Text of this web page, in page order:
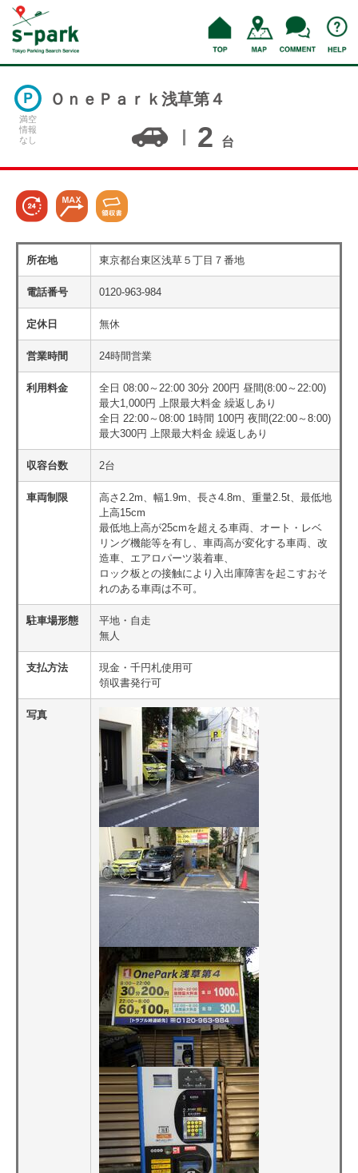
満空
情報
なし
ＯｎｅＰａｒｋ浅草第４
2 台
所在地 東京都台東区浅草５丁目７番地
電話番号 0120-963-984
定休日 無休
営業時間 24時間営業
利用料金
全日 08:00～22:00 30分 200円 昼間(8:00～22:00)
最大1,000円 上限最大料金 繰返しあり
全日 22:00～08:00 1時間 100円 夜間(22:00～8:00)
最大300円 上限最大料金 繰返しあり
収容台数 2台
車両制限
高さ2.2m、幅1.9m、長さ4.8m、重量2.5t、最低地
上高15cm
最低地上高が25cmを超える車両、オート・レベ
リング機能等を有し、車両高が変化する車両、改
造車、エアロパーツ装着車、
ロック板との接触により入出庫障害を起こすおそ
れのある車両は不可。
駐車場形態
平地・自走
無人
支払方法
現金・千円札使用可
領収書発行可
写真